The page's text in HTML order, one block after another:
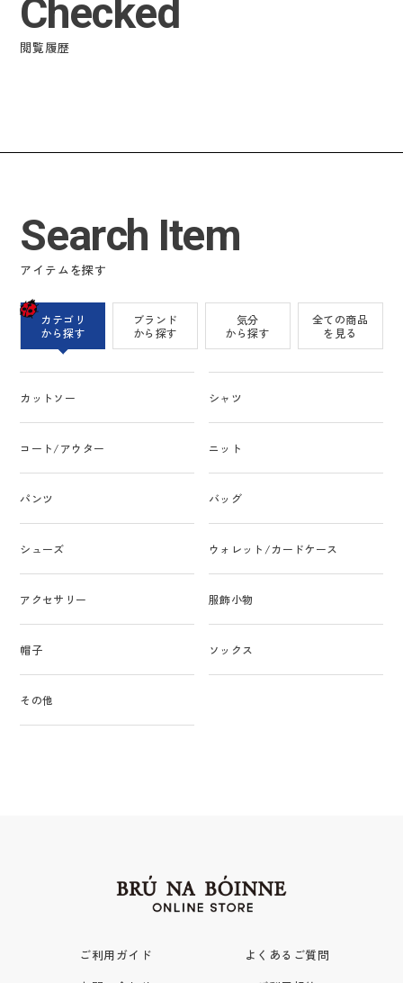
Checked
閲覧履歴
Search Item
アイテムを探す
カテゴリ
から探す
ブランド
から探す
気分
から探す
全ての商品
を見る
カットソー シャツ
コート/アウター ニット
パンツ バッグ
シューズ ウォレット/カードケース
アクセサリー 服飾小物
帽子 ソックス
その他
ご利用ガイド
よくあるご質問